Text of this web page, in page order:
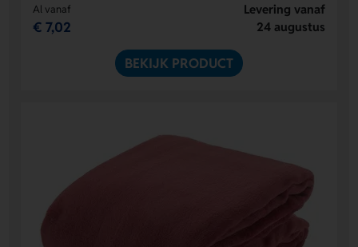
Al vanaf
€ 7,02
Levering vanaf
24 augustus
BEKIJK PRODUCT